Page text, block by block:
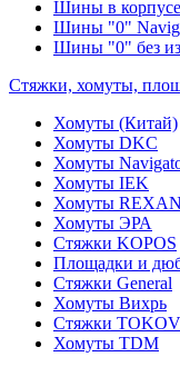
Шины в корпусе
Шины "0"
Шины "0" без
Стяжки, хомуты,
Хомуты (Китай)
Хомуты DKC
Хомуты
Хомуты IEK
Хомуты
Хомуты ЭРА
Стяжки KOPOS
Площадки и
Стяжки General
Хомуты Вихрь
Стяжки
Хомуты TDM